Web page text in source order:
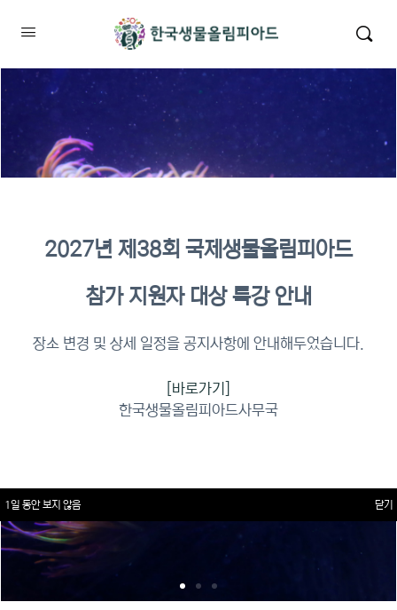
이수증명서 확인 바로가기
2027년 제38회 국제생물올림피아드
참가 지원자 대상 특강 안내
장소 변경 및 상세 일정을 공지사항에 안내해두었습니다.
[바로가기]
한국생물올림피아드사무국
1일 동안 보지 않음 닫기